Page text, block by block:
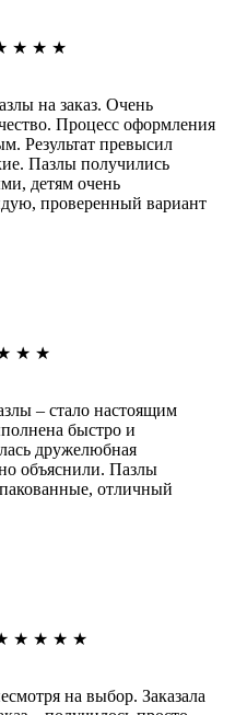
★ ★ ★
на заказ. Очень
Процесс оформления
Результат превысил
Пазлы получились
детям очень
проверенный вариант
★ ★
– стало настоящим
быстро и
дружелюбная
объяснили. Пазлы
отличный
★ ★ ★ ★
на выбор. Заказала